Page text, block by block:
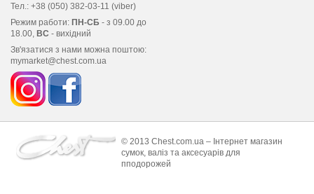
Тел.: +38 (050) 382-03-11 (viber)
Режим работи: ПН-СБ - з 09.00 до
18.00, ВС - вихідний
Зв'язатися з нами можна поштою:
mymarket@chest.com.ua
© 2013 Chest.com.ua – Інтернет магазин
сумок, валіз та аксесуарів для
пподорожей